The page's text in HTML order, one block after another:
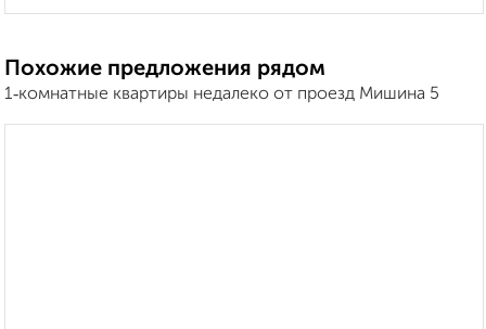
Похожие предложения рядом
1‑комнатные квартиры недалеко от проезд Мишина 5